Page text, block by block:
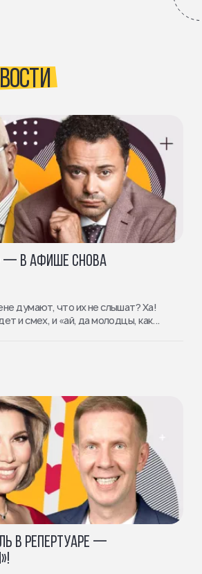
— В АФИШЕ СНОВА
думают, что их не слышат? Ха!
и смех, и «ай, да молодцы, как...
В РЕПЕРТУАРЕ —